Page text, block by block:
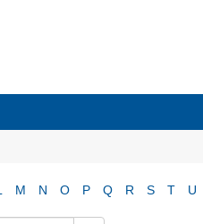
M N O P Q R S T U